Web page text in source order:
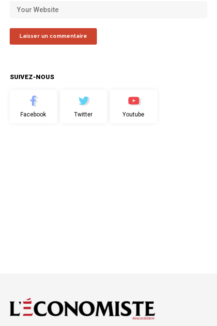
SUIVEZ-NOUS
Facebook Twitter Youtube